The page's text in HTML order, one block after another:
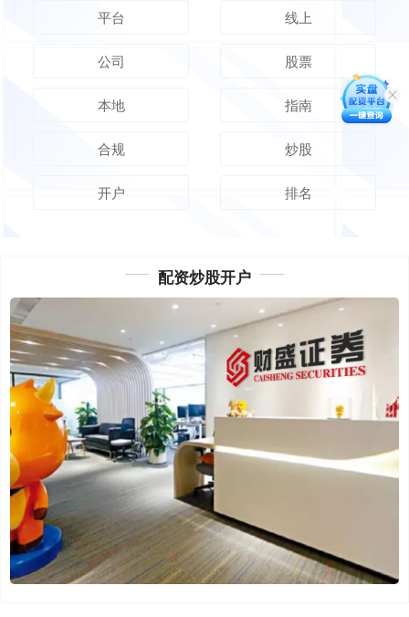
平台 线上
公司 股票
本地 指南
合规 炒股
开户 排名
配资炒股开户